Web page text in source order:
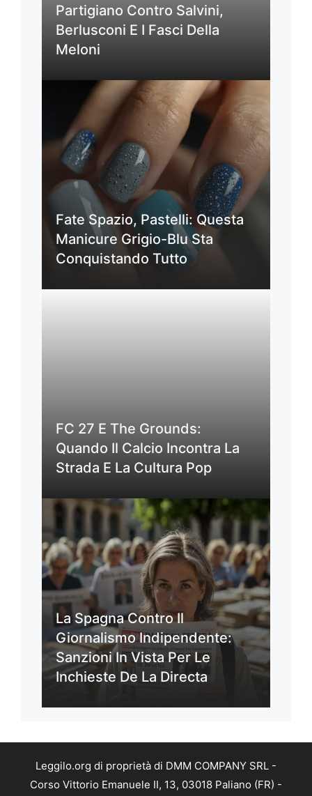
Partigiano Contro Salvini,
Berlusconi E I Fasci Della
Meloni
Fate Spazio, Pastelli: Questa
Manicure Grigio-Blu Sta
Conquistando Tutto
FC 27 E The Grounds:
Quando Il Calcio Incontra La
Strada E La Cultura Pop
La Spagna Contro Il
Giornalismo Indipendente:
Sanzioni In Vista Per Le
Inchieste De La Directa
Leggilo.org di proprietà di DMM COMPANY SRL -
Corso Vittorio Emanuele II, 13, 03018 Paliano (FR) -